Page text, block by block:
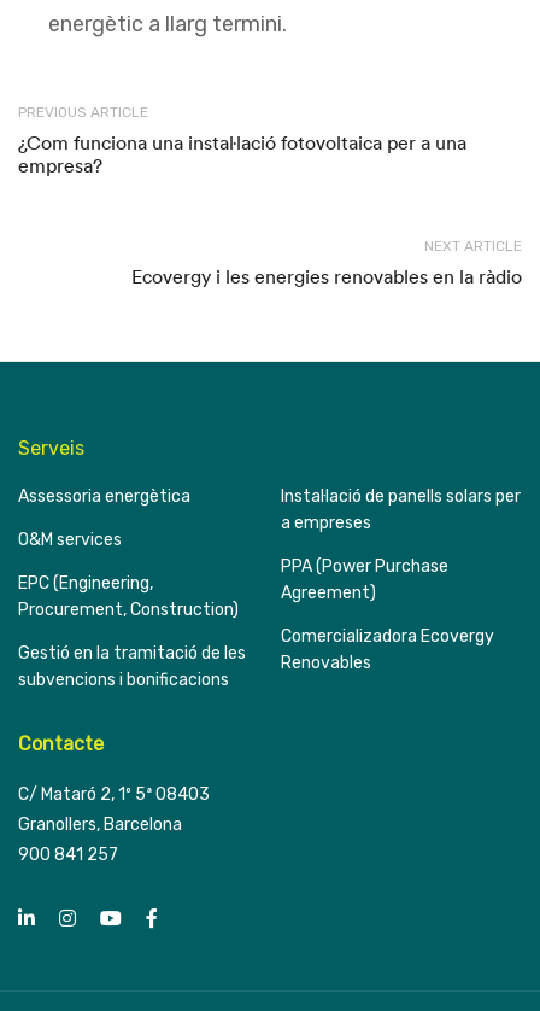
energètic a llarg termini.
PREVIOUS ARTICLE
¿Com funciona una instal·lació fotovoltaica per a una
empresa?
NEXT ARTICLE
Ecovergy i les energies renovables en la ràdio
Serveis
Assessoria energètica
O&M services
EPC (Engineering,
Procurement, Construction)
Gestió en la tramitació de les
subvencions i bonificacions
Instal·lació de panells solars per
a empreses
PPA (Power Purchase
Agreement)
Comercializadora Ecovergy
Renovables
Contacte
C/ Mataró 2, 1º 5ª 08403
Granollers, Barcelona
900 841 257